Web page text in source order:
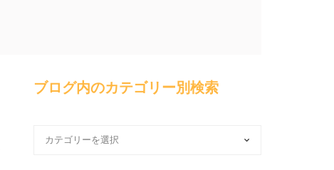
ブログ内のカテゴリー別検索